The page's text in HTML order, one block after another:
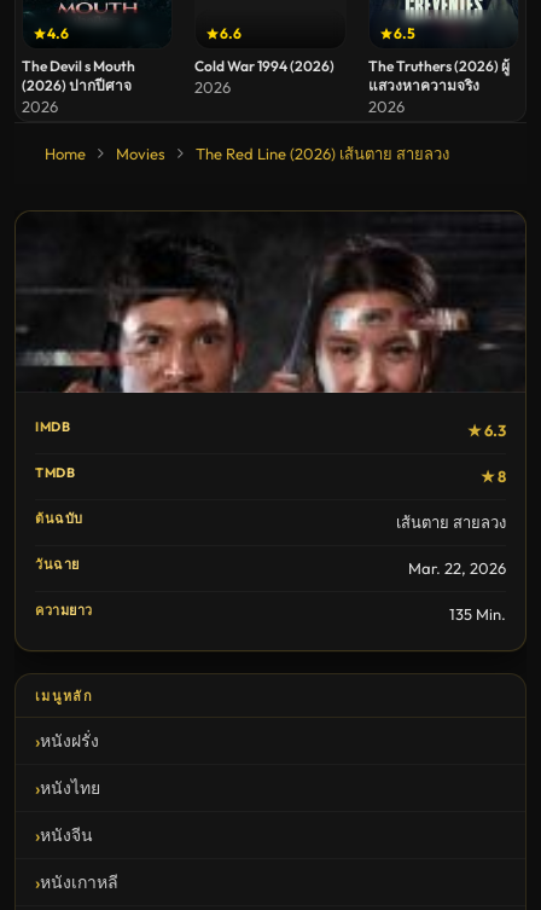
4.6
The Devil s Mouth
(2026) ปากปีศาจ
2026
6.6
Cold War 1994 (2026)
2026
6.5
The Truthers (2026) ผู้
แสวงหาความจริง
2026
Home Movies The Red Line (2026) เส้นตาย สายลวง
IMDB ★ 6.3
TMDB ★ 8
ต้นฉบับ เส้นตาย สายลวง
วันฉาย Mar. 22, 2026
ความยาว 135 Min.
เมนูหลัก
หนังฝรั่ง
หนังไทย
หนังจีน
หนังเกาหลี